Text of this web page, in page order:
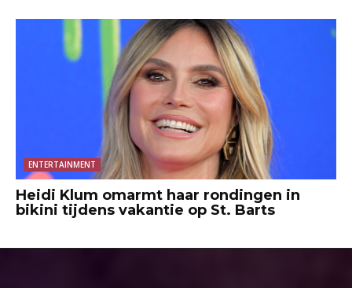
ENTERTAINMENT
Heidi Klum omarmt haar rondingen in
bikini tijdens vakantie op St. Barts